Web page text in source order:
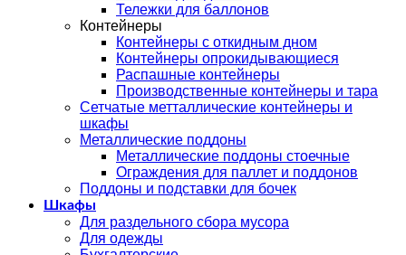
Тележки для баллонов
Контейнеры
Контейнеры с откидным дном
Контейнеры опрокидывающиеся
Распашные контейнеры
Производственные контейнеры и тара
Сетчатые метталлические контейнеры и
шкафы
Металлические поддоны
Металлические поддоны стоечные
Ограждения для паллет и поддонов
Поддоны и подставки для бочек
Шкафы
Для раздельного сбора мусора
Для одежды